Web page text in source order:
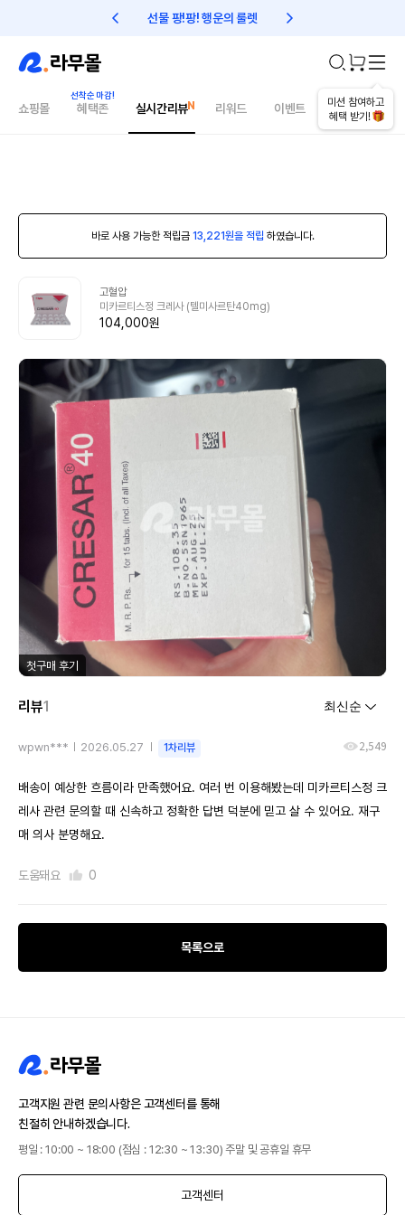
선물 팡!팡! 행운의 룰렛 친구초대 1만원 리워드!
미션 참여하고
혜택 받기!
쇼핑몰 혜택존 실시간리뷰 리워드 이벤트 건강매거진
바로 사용 가능한 적립금 13,221원을 적립 하였습니다.
고혈압
미카르티스정 크레사 (텔미사르탄40mg)
104,000원
첫구매 후기
리뷰1
wpwn*** 2026.05.27 1차리뷰 2,549
배송이 예상한 흐름이라 만족했어요. 여러 번 이용해봤는데 미카르티스정 크
레사 관련 문의할 때 신속하고 정확한 답변 덕분에 믿고 살 수 있어요. 재구
매 의사 분명해요.
도움돼요 0
목록으로
고객지원 관련 문의사항은 고객센터를 통해
친절히 안내하겠습니다.
평일 : 10:00 ~ 18:00 (점심 : 12:30 ~ 13:30) 주말 및 공휴일 휴무
고객센터